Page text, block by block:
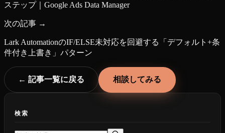
ステップ｜Google Ads Data Manager
次の記事 →
Lark AutomationのIF/ELSE未対応を回避する「デフォルト+条
件付き上書き」パターン
← 記事一覧に戻る 相談してみる
検索